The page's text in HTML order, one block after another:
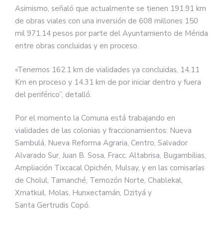
Asimismo, señaló que actualmente se tienen 191.91 km
de obras viales con una inversión de 608 millones 150
mil 971.14 pesos por parte del Ayuntamiento de Mérida
entre obras concluidas y en proceso.
«Tenemos 162.1 km de vialidades ya concluidas, 14.11
Km en proceso y 14.31 km de por iniciar dentro y fuera
del periférico”, detalló.
Por el momento la Comuna está trabajando en
vialidades de las colonias y fraccionamientos: Nueva
Sambulá, Nueva Reforma Agraria, Centro, Salvador
Alvarado Sur, Juan B. Sosa, Fracc. Altabrisa, Bugambilias,
Ampliación Tixcacal Opichén, Mulsay, y en las comisarías
de Cholul, Tamanché, Temozón Norte, Chablekal,
Xmatkuil, Molas, Hunxectamán, Dzityá y
Santa Gertrudis Copó.